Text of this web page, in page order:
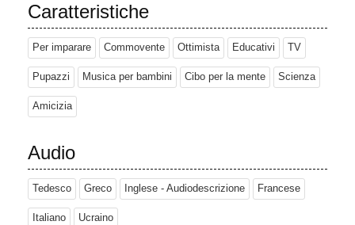
Caratteristiche
Per imparare Commovente Ottimista Educativi TV
Pupazzi Musica per bambini Cibo per la mente Scienza
Amicizia
Audio
Tedesco Greco Inglese - Audiodescrizione Francese
Italiano Ucraino